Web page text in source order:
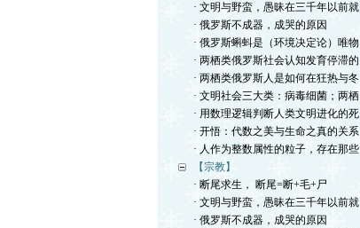
· 文明与野蛮，愚昧在三千年以前就
· 俄罗斯不成器，成哭的原因
· 俄罗斯蝌蚪是（环境决定论）唯物
· 两栖类俄罗斯社会认知发育停滞的
· 两栖类俄罗斯人是如何在狂热与冬
· 文明社会三大类：病毒细菌；两栖
· 用数理逻辑判断人类文明进化的死
· 开悟：代数之美与生命之真的关系
· 人作为整数属性的粒子，存在那些
【宗教】
· 断尾求生， 断尾=断+毛+尸
· 文明与野蛮，愚昧在三千年以前就
· 俄罗斯不成器，成哭的原因